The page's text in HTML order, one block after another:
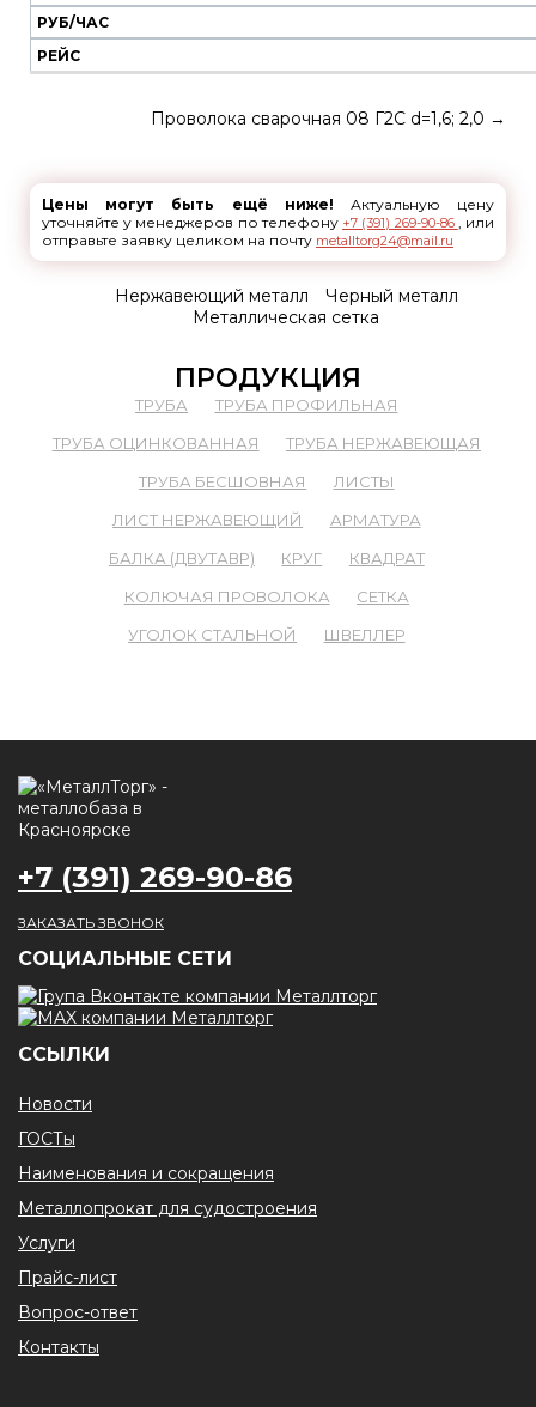
РУБ/ЧАС
РЕЙС
Проволока сварочная 08 Г2С d=1,6; 2,0 →
Цены могут быть ещё ниже! Актуальную цену
уточняйте у менеджеров по телефону +7 (391) 269-90-86 , или
отправьте заявку целиком на почту metalltorg24@mail.ru
Нержавеющий металл
Черный металл
Металлическая сетка
ПРОДУКЦИЯ
ТРУБА
ТРУБА ПРОФИЛЬНАЯ
ТРУБА ОЦИНКОВАННАЯ
ТРУБА НЕРЖАВЕЮЩАЯ
ТРУБА БЕСШОВНАЯ
ЛИСТЫ
ЛИСТ НЕРЖАВЕЮЩИЙ
АРМАТУРА
БАЛКА (ДВУТАВР)
КРУГ
КВАДРАТ
КОЛЮЧАЯ ПРОВОЛОКА
СЕТКА
УГОЛОК СТАЛЬНОЙ
ШВЕЛЛЕР
+7 (391) 269-90-86
ЗАКАЗАТЬ ЗВОНОК
CОЦИАЛЬНЫЕ СЕТИ
ССЫЛКИ
Новости
ГОСТы
Наименования и сокращения
Металлопрокат для судостроения
Услуги
Прайс-лист
Вопрос-ответ
Контакты